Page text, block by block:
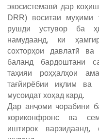
экосистемавӣ дар
DRR) воситаи муҳими
рушди устувор ба
намудаанд, ки
сохторҳои давлатӣ
баланд бардоштани
таҳияи роҳҳалҳои
тағйирёбии иқлим ва
мусоидат хоҳад кард.
Дар анҷоми чорабинӣ
кориконфронс ва
иштирок варзидаанд,